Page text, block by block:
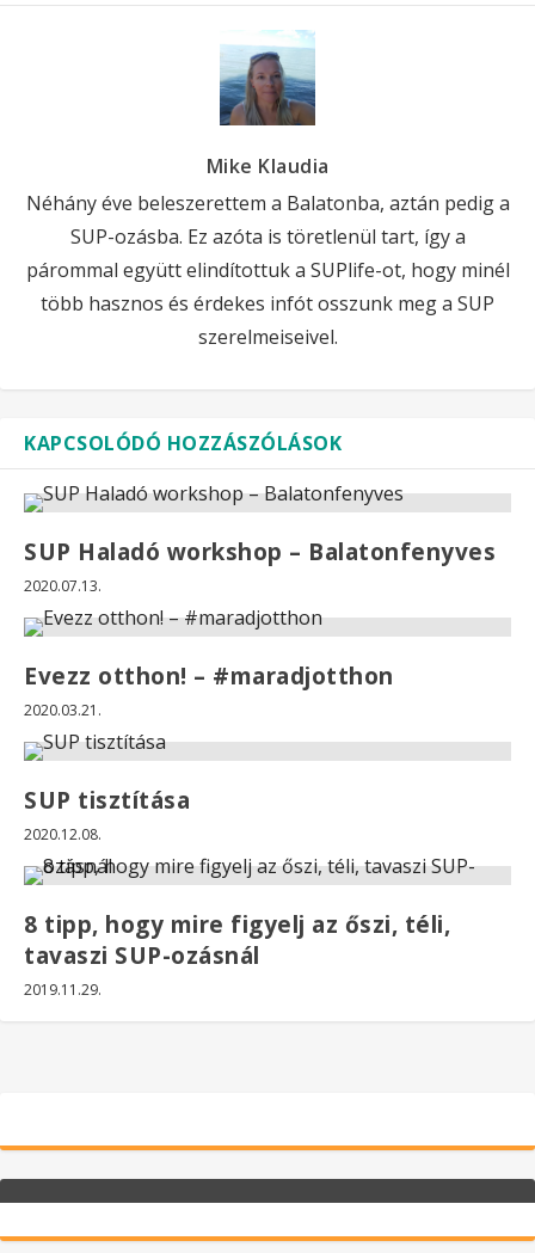
Mike Klaudia
Néhány éve beleszerettem a Balatonba, aztán pedig a
SUP-ozásba. Ez azóta is töretlenül tart, így a
párommal együtt elindítottuk a SUPlife-ot, hogy minél
több hasznos és érdekes infót osszunk meg a SUP
szerelmeiseivel.
KAPCSOLÓDÓ HOZZÁSZÓLÁSOK
SUP Haladó workshop – Balatonfenyves
2020.07.13.
Evezz otthon! – #maradjotthon
2020.03.21.
SUP tisztítása
2020.12.08.
8 tipp, hogy mire figyelj az őszi, téli,
tavaszi SUP-ozásnál
2019.11.29.